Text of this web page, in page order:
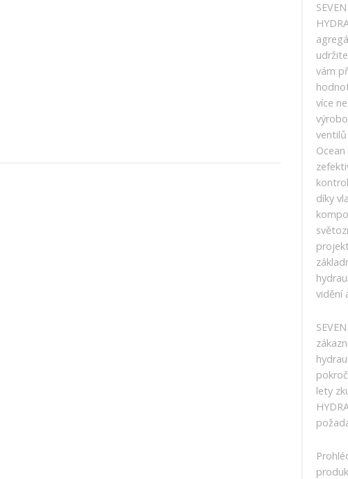
vám
více
díky
vidění
lety